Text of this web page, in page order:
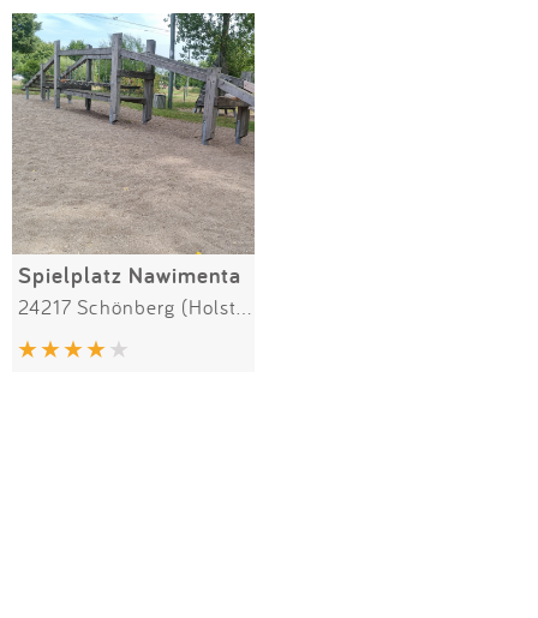
Anmelden
SPIELGERÄTE
Alle Filter (1) zurücksetzen
Spielplatz Nawimenta
24217 Schönberg (Holstein)